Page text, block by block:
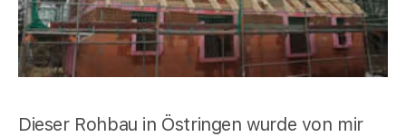
Dieser Rohbau in Östringen wurde von mir